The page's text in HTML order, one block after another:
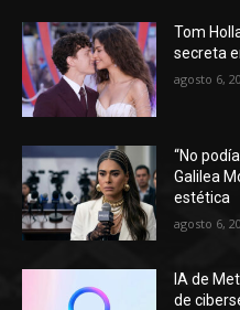
Tom
secreta
agosto 6,
“No
Galilea
estética
agosto 6,
IA de
de